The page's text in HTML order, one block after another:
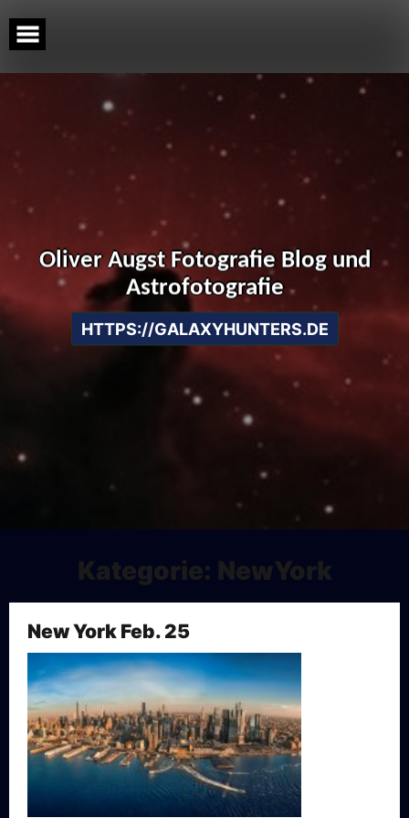
to
content
Oliver Augst Fotografie Blog und
Astrofotografie
HTTPS://GALAXYHUNTERS.DE
Kategorie: NewYork
New York Feb. 25